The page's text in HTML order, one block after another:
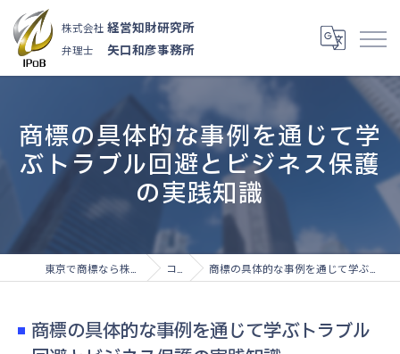
株式会社 経営知財研究所
弁理士 矢口和彦事務所
商標の具体的な事例を通じて学
ぶトラブル回避とビジネス保護
の実践知識
コラム 商標の具体的な事例を通じて学ぶトラブル回避とビジネス保護の実践知識
商標の具体的な事例を通じて学ぶトラブル